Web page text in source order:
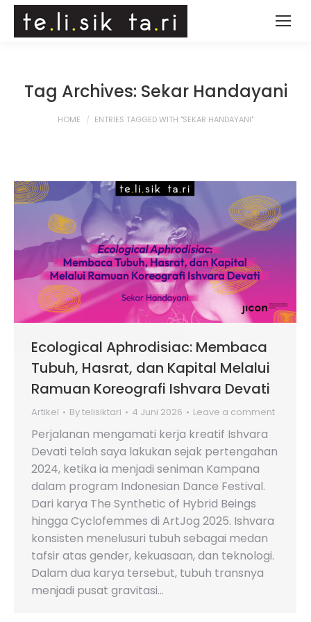
Tag Archives: Sekar Handayani
You are here:
HOME ENTRIES TAGGED WITH "SEKAR HANDAYANI"
Ecological Aphrodisiac: Membaca
Tubuh, Hasrat, dan Kapital Melalui
Ramuan Koreografi Ishvara Devati
Artikel Bytelisiktari 4 Juni 2026 Leave a comment
Perjalanan mengamati kerja kreatif Ishvara
Devati telah saya lakukan sejak pertengahan
2024, ketika ia menjadi seniman Kampana
dalam program Indonesian Dance Festival.
Dari karya The Synthetic of Hybrid Beings
hingga Cyclofemmes di ArtJog 2025. Ishvara
konsisten menelusuri tubuh sebagai medan
tafsir atas gender, kekuasaan, dan teknologi.
Dalam dua karya tersebut, tubuh transnya
menjadi pusat gravitasi…